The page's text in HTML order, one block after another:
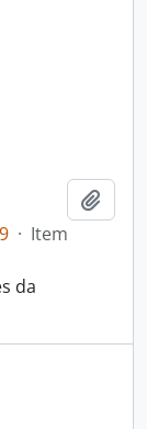
· Item
da